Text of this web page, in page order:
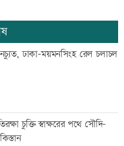
ঢাকা-ময়মনসিংহ রেল চলাচল
চুক্তি স্বাক্ষরের পথে সৌদি-